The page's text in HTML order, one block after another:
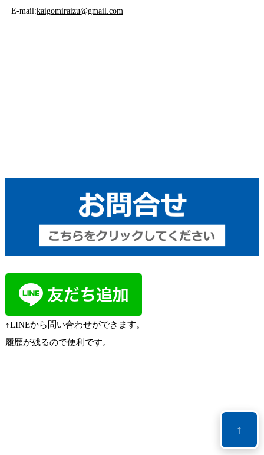
E-mail:kaigomiraizu@gmail.com
↑LINEから問い合わせができます。
履歴が残るので便利です。
↑